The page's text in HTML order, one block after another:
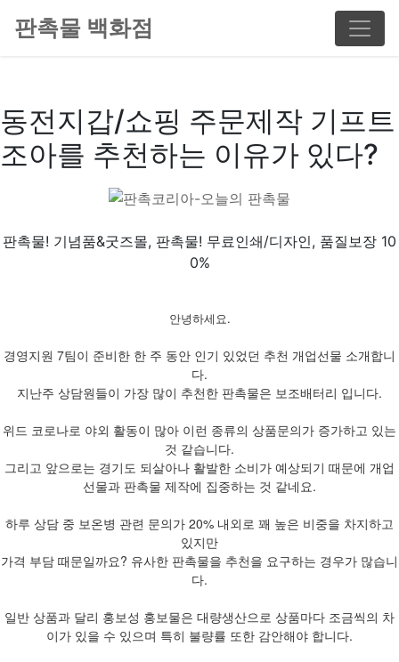
판촉물 백화점
동전지갑/쇼핑 주문제작 기프트
조아를 추천하는 이유가 있다?
판촉물! 기념품&굿즈몰, 판촉물! 무료인쇄/디자인, 품질보장 10
0%
안녕하세요.
경영지원 7팀이 준비한 한 주 동안 인기 있었던 추천 개업선물 소개합니
다.
지난주 상담원들이 가장 많이 추천한 판촉물은 보조배터리 입니다.
위드 코로나로 야외 활동이 많아 이런 종류의 상품문의가 증가하고 있는
것 같습니다.
그리고 앞으로는 경기도 되살아나 활발한 소비가 예상되기 때문에 개업
선물과 판촉물 제작에 집중하는 것 같네요.
하루 상담 중 보온병 관련 문의가 20% 내외로 꽤 높은 비중을 차지하고
있지만
가격 부담 때문일까요? 유사한 판촉물을 추천을 요구하는 경우가 많습니
다.
일반 상품과 달리 홍보성 홍보물은 대량생산으로 상품마다 조금씩의 차
이가 있을 수 있으며 특히 불량률 또한 감안해야 합니다.